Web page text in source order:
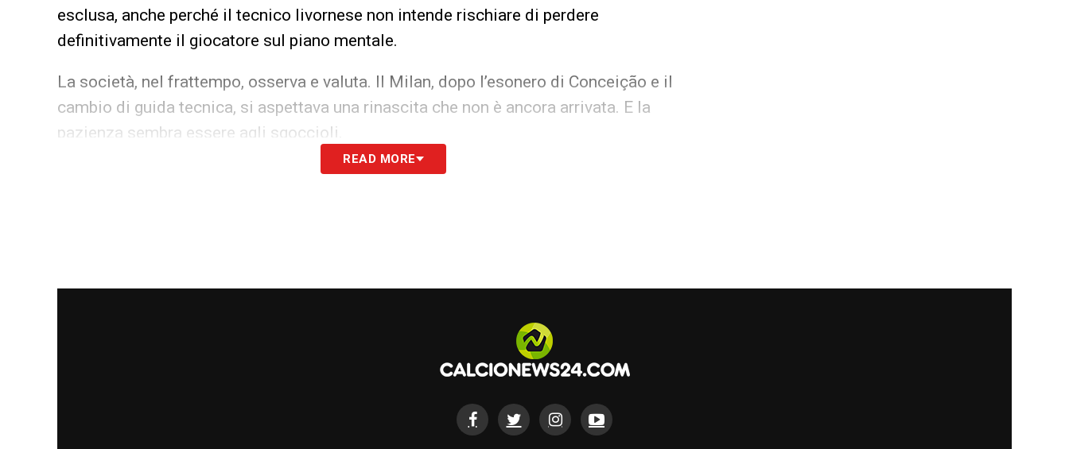
esclusa, anche perché il tecnico livornese non intende rischiare di perdere
definitivamente il giocatore sul piano mentale.
La società, nel frattempo, osserva e valuta. Il Milan, dopo l’esonero di Conceição e il
cambio di guida tecnica, si aspettava una rinascita che non è ancora arrivata. E la
pazienza sembra essere agli sgoccioli.
Due mesi decisivi per il futuro rossonero
sbagliato.
Il rischio, in caso contrario, è quello di un addio precoce: secondo le ultime
potrebbe valutare una cessione già nel mercato invernale
qualora non arrivassero segnali convincenti. Sarebbe un fallimento doloroso, non solo
economico ma anche tecnico, per un attaccante che aveva scelto Milano come la
READ MORE